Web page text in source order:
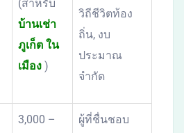
(สำหรับ
บ้านเช่า
ภูเก็ต ใน
เมือง )
วิถีชีวิตท้อง
ถิ่น, งบ
ประมาณ
จำกัด
3,000 –
ผู้ที่ชื่นชอบ